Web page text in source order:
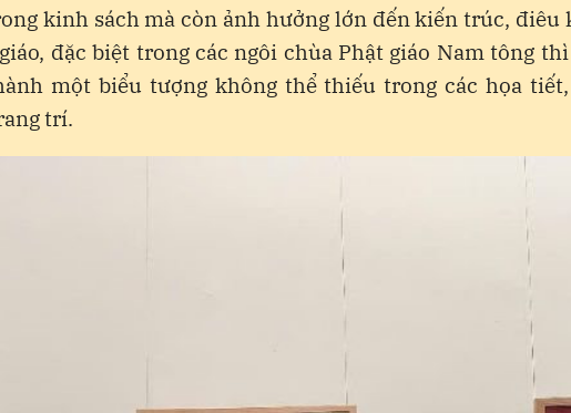
kinh sách mà còn ảnh hưởng lớn đến kiến trúc, điêu
đặc biệt trong các ngôi chùa Phật giáo Nam tông thì
một biểu tượng không thể thiếu trong các họa
trí.